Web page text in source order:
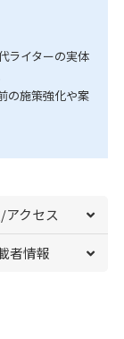
ライターの実体
の施策強化や案
アクセス
者情報